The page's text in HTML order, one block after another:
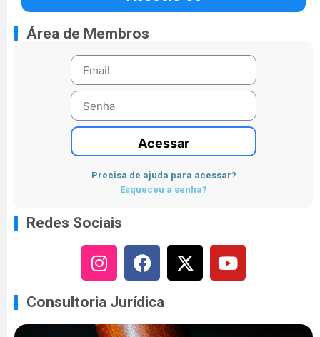
Área de Membros
Acessar
Precisa de ajuda para acessar?
Esqueceu a senha?
Redes Sociais
Consultoria Jurídica